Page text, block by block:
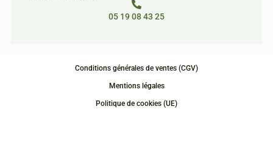
05 19 08 43 25
Conditions générales de ventes (CGV)
Mentions légales
Politique de cookies (UE)